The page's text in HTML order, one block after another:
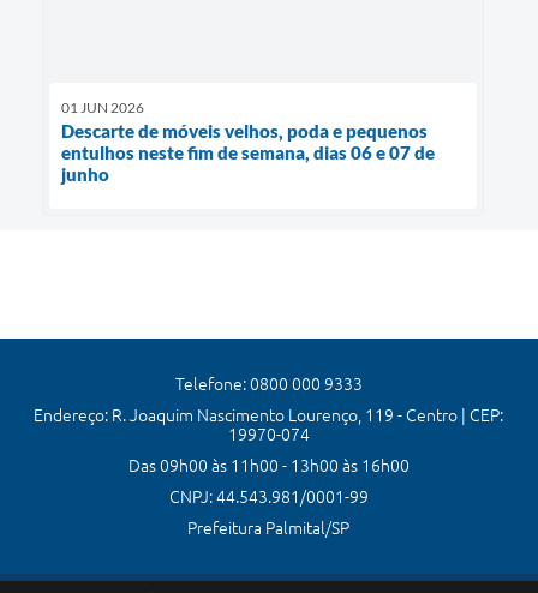
01 JUN 2026
Descarte de móveis velhos, poda e pequenos
entulhos neste fim de semana, dias 06 e 07 de
junho
Telefone: 0800 000 9333
Endereço: R. Joaquim Nascimento Lourenço, 119 - Centro | CEP:
19970-074
Das 09h00 às 11h00 - 13h00 às 16h00
CNPJ: 44.543.981/0001-99
Prefeitura Palmital/SP